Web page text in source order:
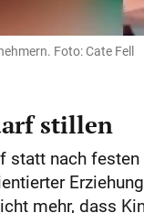
Foto: Cate Fell
stillen
statt nach
mehr, dass